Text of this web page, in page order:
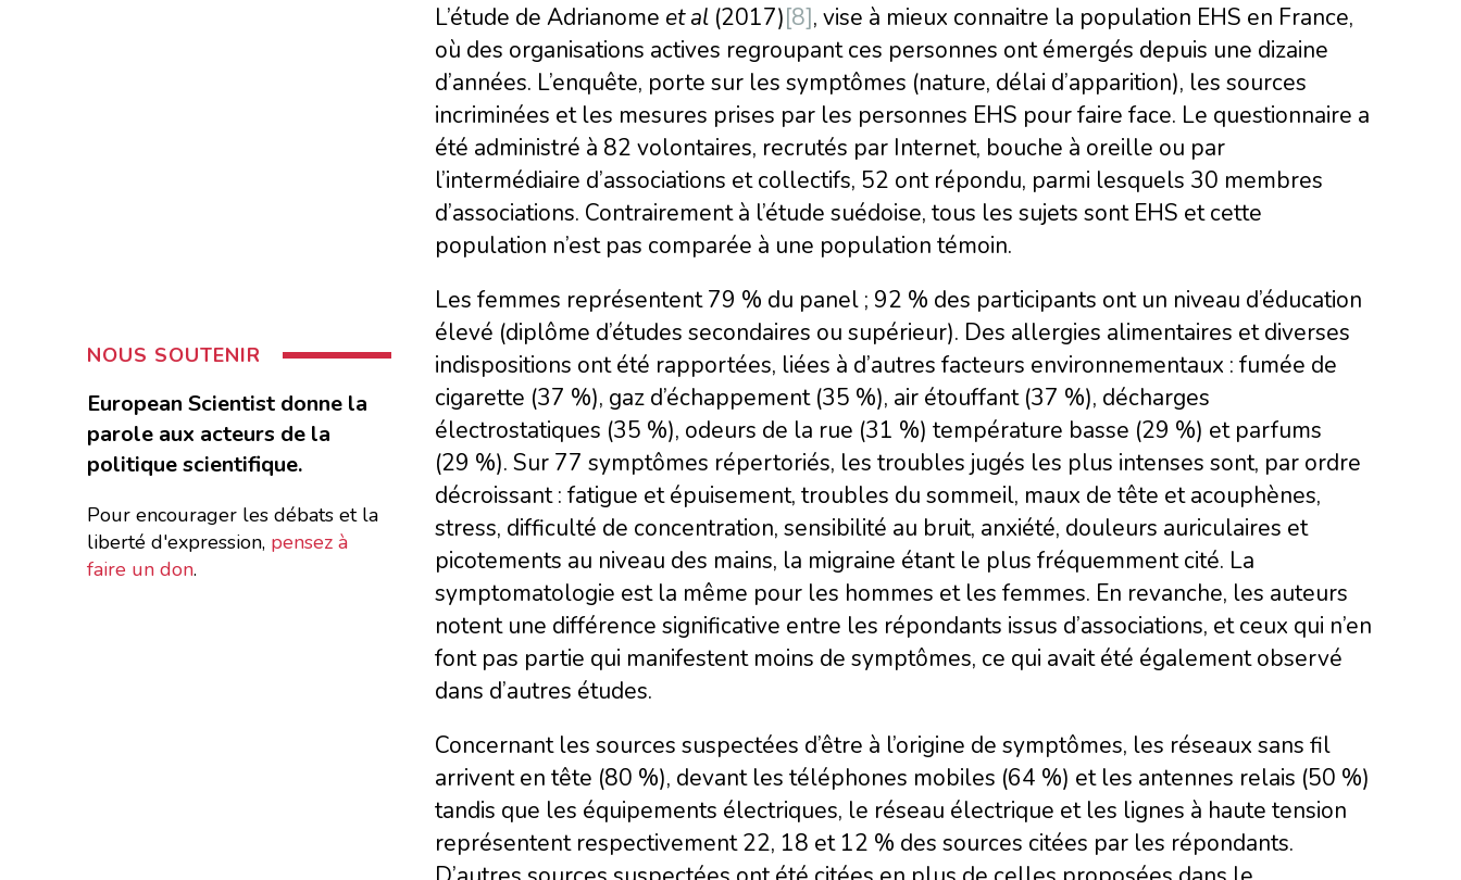
L’étude de Adrianome et al(2017)[8], vise à mieux connaitre la population EHS en France,
où des organisations actives regroupant ces personnes ont émergés depuis une dizaine
d’années. L’enquête, porte sur les symptômes (nature, délai d’apparition), les sources
incriminées et les mesures prises par les personnes EHS pour faire face. Le questionnaire a
été administré à 82 volontaires, recrutés par Internet, bouche à oreille ou par
l’intermédiaire d’associations et collectifs, 52 ont répondu, parmi lesquels 30 membres
d’associations. Contrairement à l’étude suédoise, tous les sujets sont EHS et cette
population n’est pas comparée à une population témoin.
Les femmes représentent 79 % du panel ; 92 % des participants ont un niveau d’éducation
élevé (diplôme d’études secondaires ou supérieur). Des allergies alimentaires et diverses
indispositions ont été rapportées, liées à d’autres facteurs environnementaux : fumée de
cigarette (37 %), gaz d’échappement (35 %), air étouffant (37 %), décharges
électrostatiques (35 %), odeurs de la rue (31 %) température basse (29 %) et parfums
(29 %). Sur 77 symptômes répertoriés, les troubles jugés les plus intenses sont, par ordre
décroissant : fatigue et épuisement, troubles du sommeil, maux de tête et acouphènes,
stress, difficulté de concentration, sensibilité au bruit, anxiété, douleurs auriculaires et
picotements au niveau des mains, la migraine étant le plus fréquemment cité. La
symptomatologie est la même pour les hommes et les femmes. En revanche, les auteurs
notent une différence significative entre les répondants issus d’associations, et ceux qui n’en
font pas partie qui manifestent moins de symptômes, ce qui avait été également observé
dans d’autres études.
Concernant les sources suspectées d’être à l’origine de symptômes, les réseaux sans fil
arrivent en tête (80 %), devant les téléphones mobiles (64 %) et les antennes relais (50 %)
tandis que les équipements électriques, le réseau électrique et les lignes à haute tension
représentent respectivement 22, 18 et 12 % des sources citées par les répondants.
NOUS SOUTENIR
European Scientist donne la
parole aux acteurs de la
politique scientifique.
Pour encourager les débats et la
liberté d'expression, pensez à
faire un don.